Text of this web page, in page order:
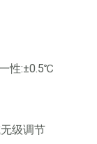
性:±0.5℃
级调节